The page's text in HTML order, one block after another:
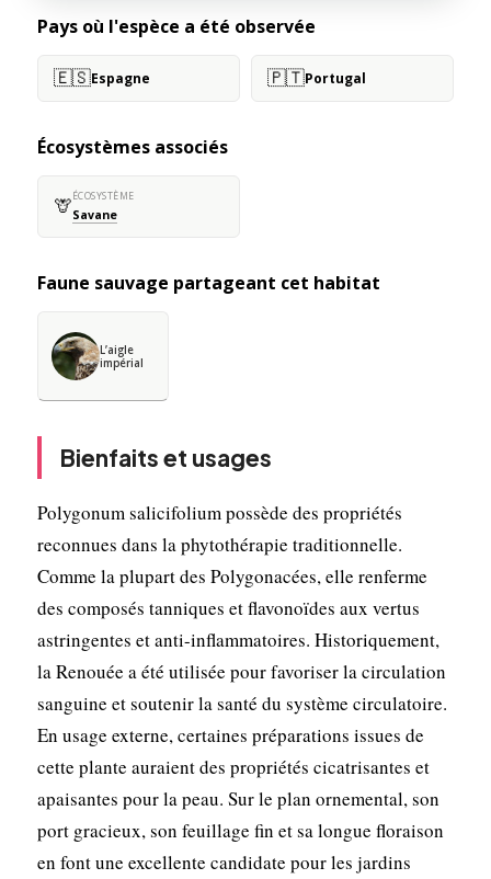
Pays où l'espèce a été observée
🇪🇸Espagne 🇵🇹Portugal
Écosystèmes associés
🦒ÉCOSYSTÈME
Savane
Faune sauvage partageant cet habitat
L’aigle
impérial
Bienfaits et usages
Polygonum salicifolium possède des propriétés
reconnues dans la phytothérapie traditionnelle.
Comme la plupart des Polygonacées, elle renferme
des composés tanniques et flavonoïdes aux vertus
astringentes et anti-inflammatoires. Historiquement,
la Renouée a été utilisée pour favoriser la circulation
sanguine et soutenir la santé du système circulatoire.
En usage externe, certaines préparations issues de
cette plante auraient des propriétés cicatrisantes et
apaisantes pour la peau. Sur le plan ornemental, son
port gracieux, son feuillage fin et sa longue floraison
en font une excellente candidate pour les jardins